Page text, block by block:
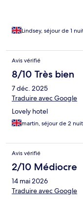
Lindsey, séjour de 1
Avis vérifié
8/10 Très bien
7 déc. 2025
Traduire avec Google
Lovely hotel
martin, séjour de 2
Avis vérifié
2/10 Médiocre
14 mai 2026
Traduire avec Google